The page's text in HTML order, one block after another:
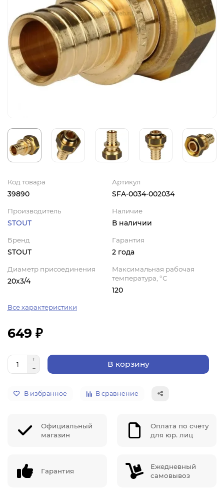
Код товара
39890
Артикул
SFA-0034-002034
Производитель
STOUT
Наличие
В наличии
Бренд
STOUT
Гарантия
2 года
Диаметр присоединения
20x3/4
Максимальная рабочая
температура, °С
120
Все характеристики
649 ₽
В корзину
В избранное В сравнение
Официальный
магазин
Оплата по счету
для юр. лиц
Гарантия
Ежедневный
самовывоз